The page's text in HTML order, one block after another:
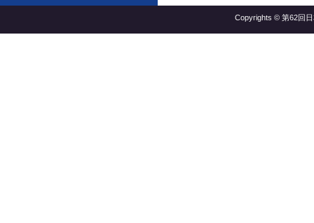
Copyrights © 第62回